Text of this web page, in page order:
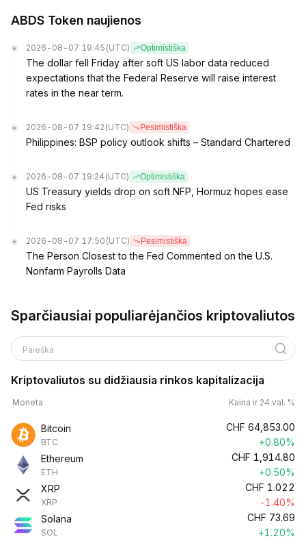
ABDS Token naujienos
2026-08-07 19:45 (UTC) Optimistiška
The dollar fell Friday after soft US labor data reduced
expectations that the Federal Reserve will raise interest
rates in the near term.
2026-08-07 19:42 (UTC) Pesimistiška
Philippines: BSP policy outlook shifts – Standard Chartered
2026-08-07 19:24 (UTC) Optimistiška
US Treasury yields drop on soft NFP, Hormuz hopes ease
Fed risks
2026-08-07 17:50 (UTC) Pesimistiška
The Person Closest to the Fed Commented on the U.S.
Nonfarm Payrolls Data
Sparčiausiai populiarėjančios kriptovaliutos
Paieška
Kriptovaliutos su didžiausia rinkos kapitalizacija
Moneta Kaina ir 24 val. %
Bitcoin
BTC
CHF 64,853.00
+0.80%
Ethereum
ETH
CHF 1,914.80
+0.50%
XRP
XRP
CHF 1.022
-1.40%
Solana
SOL
CHF 73.69
+1.20%